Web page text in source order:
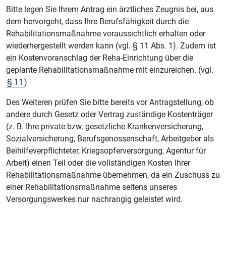
Bitte legen Sie Ihrem Antrag ein ärztliches Zeugnis bei, aus
dem hervorgeht, dass Ihre Berufsfähigkeit durch die
Rehabilitationsmaßnahme voraussichtlich erhalten oder
wiederhergestellt werden kann (vgl. § 11 Abs. 1). Zudem ist
ein Kostenvoranschlag der Reha-Einrichtung über die
geplante Rehabilitationsmaßnahme mit einzureichen. (vgl.
§ 11 )
Des Weiteren prüfen Sie bitte bereits vor Antragstellung, ob
andere durch Gesetz oder Vertrag zuständige Kostenträger
(z. B. Ihre private bzw. gesetzliche Krankenversicherung,
Sozialversicherung, Berufsgenossenschaft, Arbeitgeber als
Beihilfeverpflichteter, Kriegsopferversorgung, Agentur für
Arbeit) einen Teil oder die vollständigen Kosten Ihrer
Rehabilitationsmaßnahme übernehmen, da ein Zuschuss zu
einer Rehabilitationsmaßnahme seitens unseres
Versorgungswerkes nur nachrangig geleistet wird.